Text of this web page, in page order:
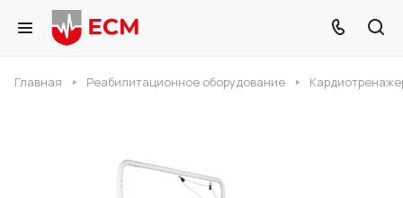
Главная Реабилитационное оборудование